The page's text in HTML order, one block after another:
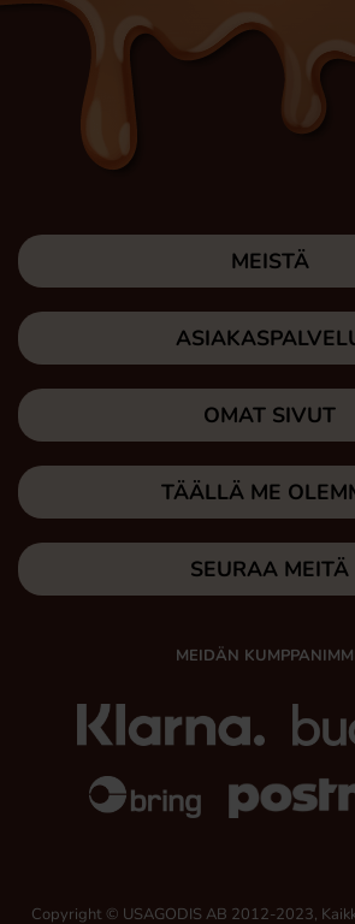
MEISTÄ
OMAT SIVUT
TÄÄLLÄ ME
SEURAA MEITÄ
MEIDÄN
Copyright © USAGODIS AB 2012-2023,